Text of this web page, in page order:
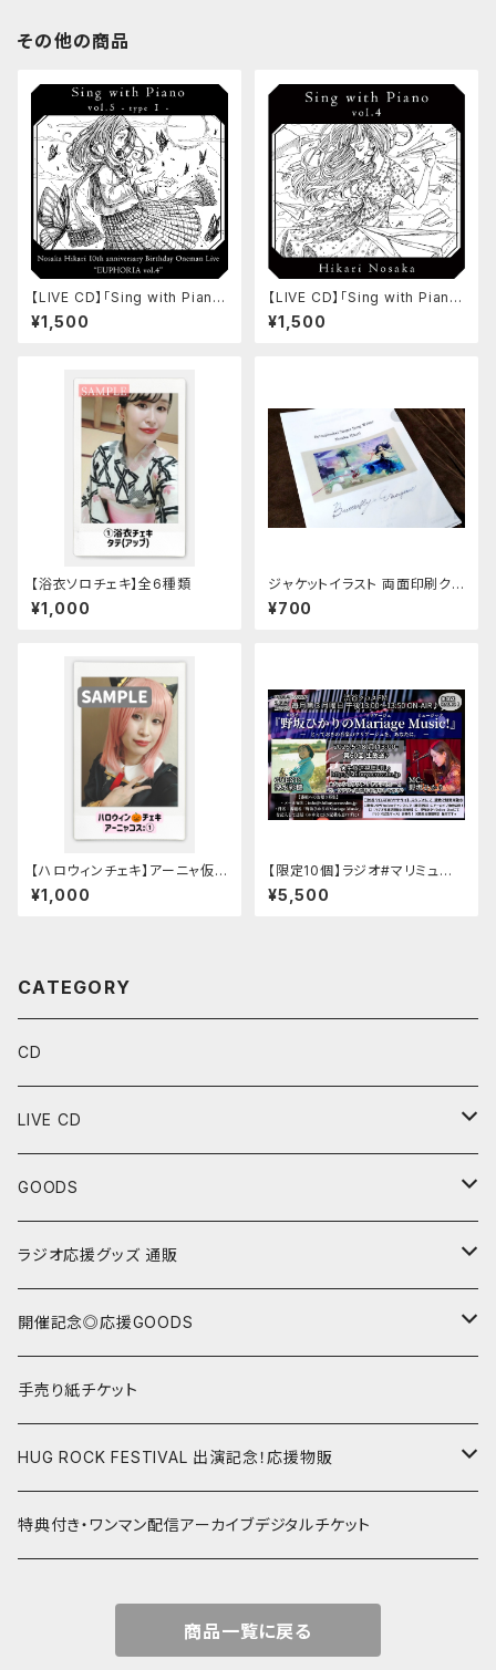
その他の商品
【LIVE CD】「Sing with Piano
vol.5 -type Ⅰ-」
¥1,500
【LIVE CD】「Sing with Piano
vol.4」
¥1,500
【浴衣ソロチェキ】全6種類
¥1,000
ジャケットイラスト 両面印刷クリ
アファイル
¥700
【ハロウィンチェキ】アーニャ仮
装ソロチェキ 22/10/29@渋谷
gee-ge.
¥1,000
【限定10個】ラジオ#マリミュー
GUEST:深水彩穂【応援グッズ
セット¥5500】
¥5,500
CATEGORY
CD
LIVE CD
“Sing with Piano”シリーズ
“野坂ひかり Monthly Live CD”シリーズ
GOODS
Tシャツ
セットリスト色紙
チェキ
ランダムチェキ
画像指定チェキ
トートバッグ
コルクコースター
クリアファイル
ラジオ応援グッズ 通販
24/1/15 第32回 ゲスト:亜ノあこ
24/2/19 第33回 ゲスト:のうじょうりえ
24/3/18 第34回 ゲスト:増田桜美/オル
24/4/15 第35回 ゲスト:黒木ちひろ
24/6/17 第37回 ゲスト:山田萌
開催記念◎応援GOODS
野坂ひかり Mini Oneman Live シリーズ
23/1/22@渋谷gee-ge.15周年記念ワンマン
野坂ひかりソロ スタジオ配信ライブ
2023年ハグロック前夜祭！記念グッズ
遠征応援グッズ
手売り紙チケット
HUG ROCK FESTIVAL 出演記念！応援物販
22.05.02 HUGROCK 2022 GW
23.05.02 ハグロック 2023 GW
特典付き・ワンマン配信アーカイブデジタルチケット
商品一覧に戻る